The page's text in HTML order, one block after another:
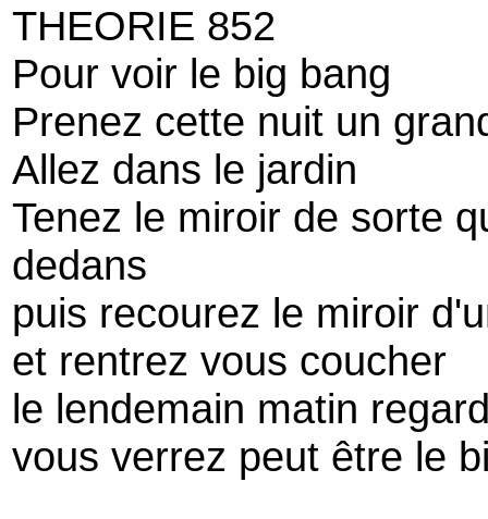
THEORIE 852
Pour voir le big bang
Prenez cette nuit un
Allez dans le jardin
Tenez le miroir de sorte
dedans
puis recourez le miroir
et rentrez vous coucher
le lendemain matin
vous verrez peut être le